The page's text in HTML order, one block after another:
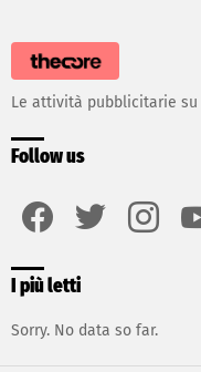
Le attività pubblicitarie
Follow us
I più letti
Sorry. No data so far.